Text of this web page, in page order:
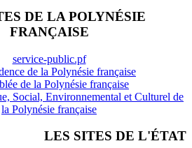
DE LA POLYNÉSIE
FRANÇAISE
service-public.pf
de la Polynésie française
de la Polynésie française
Social, Environnemental et Culturel de
la Polynésie française
LES SITES DE L'ÉTAT